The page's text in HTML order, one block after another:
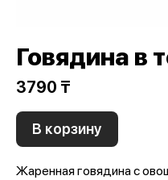
Говядина в
3790 ₸
В корзину
Жаренная говядина с